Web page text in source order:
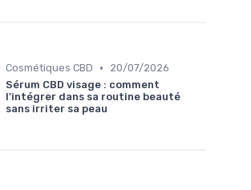
Cosmétiques CBD •
20/07/2026
Sérum CBD visage : comment
l'intégrer dans sa routine beauté
sans irriter sa peau